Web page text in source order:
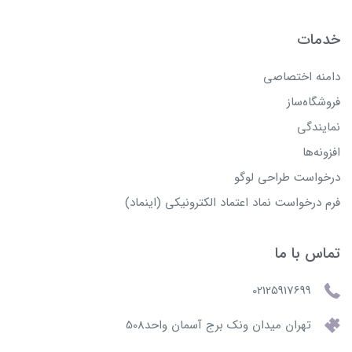
خدمات
دامنه اختصاصی
فروشگاه‌ساز
نمایندگی
افزونه‌ها
درخواست طراحی لوگو
فرم درخواست نماد اعتماد الکترونیکی (اینماد)
تماس با ما
02125917699
تهران میدان ونک برج آسمان واحد508